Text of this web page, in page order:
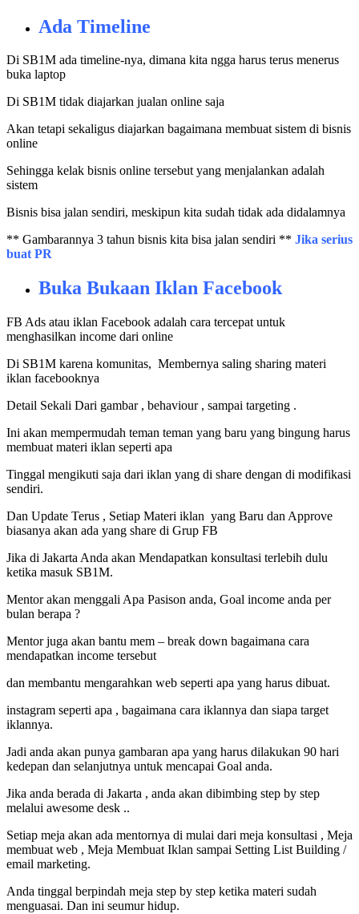
Ada Timeline
Di SB1M ada timeline-nya, dimana kita ngga harus terus menerus
buka laptop
Di SB1M tidak diajarkan jualan online saja
Akan tetapi sekaligus diajarkan bagaimana membuat sistem di bisnis
online
Sehingga kelak bisnis online tersebut yang menjalankan adalah
sistem
Bisnis bisa jalan sendiri, meskipun kita sudah tidak ada didalamnya
** Gambarannya 3 tahun bisnis kita bisa jalan sendiri ** Jika serius
buat PR
Buka Bukaan Iklan Facebook
FB Ads atau iklan Facebook adalah cara tercepat untuk
menghasilkan income dari online
Di SB1M karena komunitas, Membernya saling sharing materi
iklan facebooknya
Detail Sekali Dari gambar , behaviour , sampai targeting .
Ini akan mempermudah teman teman yang baru yang bingung harus
membuat materi iklan seperti apa
Tinggal mengikuti saja dari iklan yang di share dengan di modifikasi
sendiri.
Dan Update Terus , Setiap Materi iklan yang Baru dan Approve
biasanya akan ada yang share di Grup FB
Jika di Jakarta Anda akan Mendapatkan konsultasi terlebih dulu
ketika masuk SB1M.
Mentor akan menggali Apa Pasison anda, Goal income anda per
bulan berapa ?
Mentor juga akan bantu mem – break down bagaimana cara
mendapatkan income tersebut
dan membantu mengarahkan web seperti apa yang harus dibuat.
instagram seperti apa , bagaimana cara iklannya dan siapa target
iklannya.
Jadi anda akan punya gambaran apa yang harus dilakukan 90 hari
kedepan dan selanjutnya untuk mencapai Goal anda.
Jika anda berada di Jakarta , anda akan dibimbing step by step
melalui awesome desk ..
Setiap meja akan ada mentornya di mulai dari meja konsultasi , Meja
membuat web , Meja Membuat Iklan sampai Setting List Building /
email marketing.
Anda tinggal berpindah meja step by step ketika materi sudah
menguasai. Dan ini seumur hidup.